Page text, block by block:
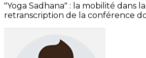
"Yoga Sadhana" : la mobilité dans
retranscription de la conférence